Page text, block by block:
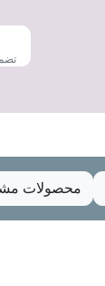
محصولات